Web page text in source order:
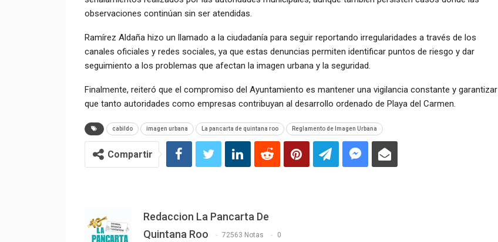
observaciones continúan sin ser atendidas.
Ramírez Aldaña hizo un llamado a la ciudadanía para seguir reportando irregularidades a través de los
canales oficiales y redes sociales, ya que estas denuncias permiten identificar puntos de riesgo y dar
seguimiento a los problemas que afectan la imagen urbana y la seguridad.
Finalmente, reiteró que el compromiso del Ayuntamiento es mantener una vigilancia constante y garantizar
que tanto autoridades como empresas contribuyan al desarrollo ordenado de Playa del Carmen.
cabildo imagen urbana La pancarta de quintana roo Reglamento de Imagen Urbana
Compartir
Redaccion La Pancarta De
Quintana Roo
72563 Notas 0